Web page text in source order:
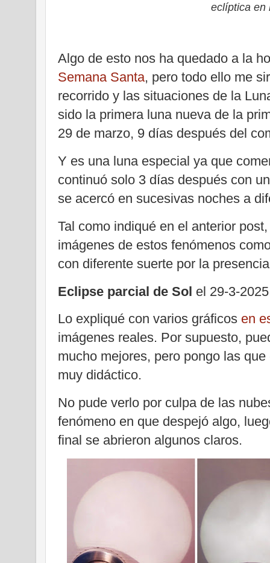
eclíptica en
Algo de esto nos ha quedado a la
Semana Santa, pero todo ello me
recorrido y las situaciones de la
sido la primera luna nueva de la
29 de marzo, 9 días después del
Y es una luna especial ya que
continuó solo 3 días después con
se acercó en sucesivas noches a
Tal como indiqué en el anterior
imágenes de estos fenómenos
con diferente suerte por la
Eclipse parcial de Sol el 29-3-2025
Lo expliqué con varios gráficos en
imágenes reales. Por supuesto,
mucho mejores, pero pongo las
muy didáctico.
No pude verlo por culpa de las
fenómeno en que despejó algo,
final se abrieron algunos claros.